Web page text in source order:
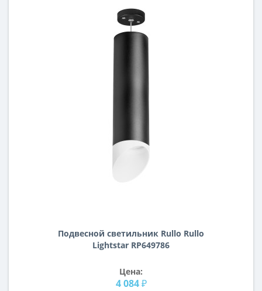
Подвесной светильник Rullo Rullo
Lightstar RP649786
Цена:
4 084 ₽